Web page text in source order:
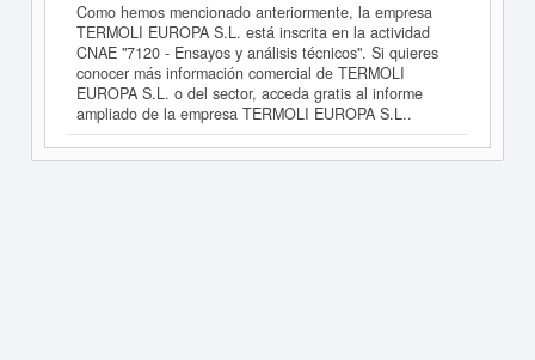
Como hemos mencionado anteriormente, la empresa
TERMOLI EUROPA S.L. está inscrita en la actividad
CNAE "7120 - Ensayos y análisis técnicos". Si quieres
conocer más información comercial de TERMOLI
EUROPA S.L. o del sector, acceda gratis al informe
ampliado de la empresa TERMOLI EUROPA S.L..